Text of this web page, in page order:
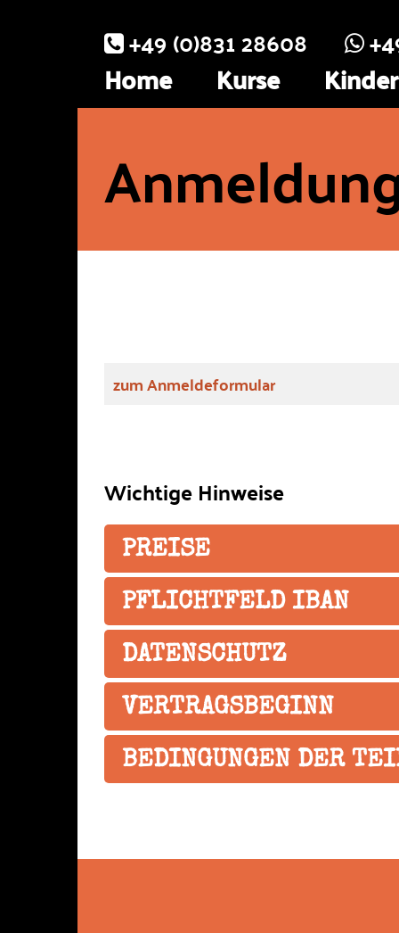
 +49 (0)831 28608 
Home Kurse Kinder
zum Anmeldeformular
Wichtige Hinweise
PREISE
PFLICHTFELD IBAN
DATENSCHUTZ
VERTRAGSBEGINN
BEDINGUNGEN DER